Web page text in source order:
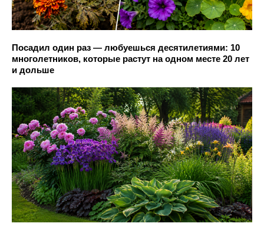
Посадил один раз — любуешься десятилетиями: 10
многолетников, которые растут на одном месте 20 лет
и дольше